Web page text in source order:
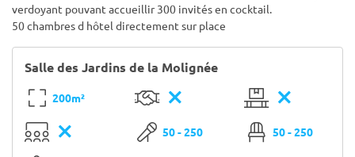
verdoyant pouvant accueillir 300 invités en cocktail.
50 chambres d hôtel directement sur place
Salle des Jardins de la Molignée
200m²
50 - 250 50 - 250